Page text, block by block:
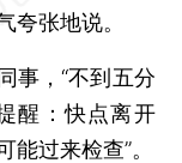
夸张地说。
，“不到五分
醒：快点离开
过来检查”。